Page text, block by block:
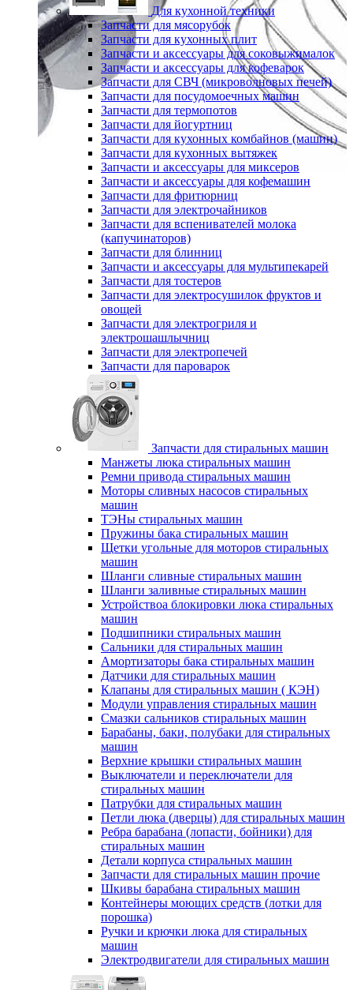
Для кухонной техники
Запчасти для мясорубок
Запчасти для кухонных плит
Запчасти и аксессуары для соковыжималок
Запчасти и аксессуары для кофеварок
Запчасти для СВЧ (микроволновых печей)
Запчасти для посудомоечных машин
Запчасти для термопотов
Запчасти для йогуртниц
Запчасти для кухонных комбайнов (машин)
Запчасти для кухонных вытяжек
Запчасти и аксессуары для миксеров
Запчасти и аксессуары для кофемашин
Запчасти для фритюрниц
Запчасти для электрочайников
Запчасти для вспенивателей молока
(капучинаторов)
Запчасти для блинниц
Запчасти и аксессуары для мультипекарей
Запчасти для тостеров
Запчасти для электросушилок фруктов и
овощей
Запчасти для электрогриля и
электрошашлычниц
Запчасти для электропечей
Запчасти для пароварок
Запчасти для стиральных машин
Манжеты люка стиральных машин
Ремни привода стиральных машин
Моторы сливных насосов стиральных
машин
ТЭНы стиральных машин
Пружины бака стиральных машин
Щетки угольные для моторов стиральных
машин
Шланги сливные стиральных машин
Шланги заливные стиральных машин
Устройствоа блокировки люка стиральных
машин
Подшипники стиральных машин
Сальники для стиральных машин
Амортизаторы бака стиральных машин
Датчики для стиральных машин
Клапаны для стиральных машин ( КЭН)
Модули управления стиральных машин
Смазки сальников стиральных машин
Барабаны, баки, полубаки для стиральных
машин
Верхние крышки стиральных машин
Выключатели и переключатели для
стиральных машин
Патрубки для стиральных машин
Петли люка (дверцы) для стиральных машин
Ребра барабана (лопасти, бойники) для
стиральных машин
Детали корпуса стиральных машин
Запчасти для стиральных машин прочие
Шкивы барабана стиральных машин
Контейнеры моющих средств (лотки для
порошка)
Ручки и крючки люка для стиральных
машин
Электродвигатели для стиральных машин